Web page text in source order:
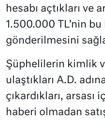
hesabı açtıkları ve
1.500.000 TL’nin bu
gönderilmesini
Şüphelilerin kimlik
ulaştıkları A.D.
çıkardıkları,
haberi olmadan